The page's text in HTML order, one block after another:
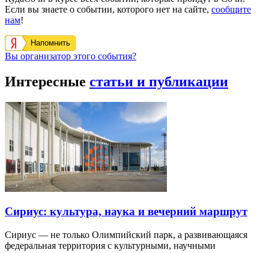
Если вы знаете о событии, которого нет на сайте, сообщите
нам!
Напомнить
Вы организатор этого события?
Интересные статьи и публикации
Сириус: культура, наука и вечерний маршрут
Сириус — не только Олимпийский парк, а развивающаяся
федеральная территория с культурными, научными